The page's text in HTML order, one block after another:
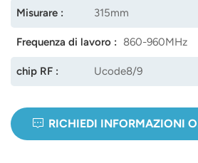
Misurare : 315mm
Frequenza di lavoro : 860-960MHz
chip RF : Ucode8/9
RICHIEDI INFORMAZIONI